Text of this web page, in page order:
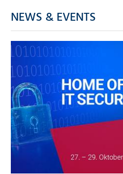
NEWS & EVENTS